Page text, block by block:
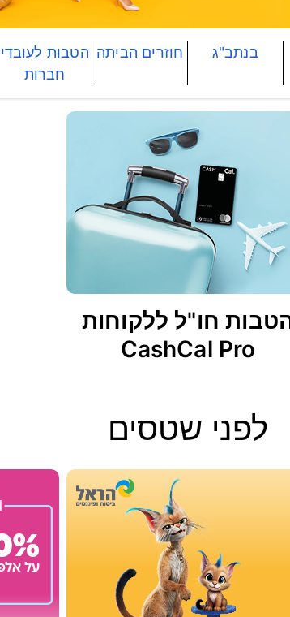
בנתב"ג חוזרים הביתה הטבות לעובדי
חברות
חו"ל ללקוחות
CashCal Pro
לפני שטסים